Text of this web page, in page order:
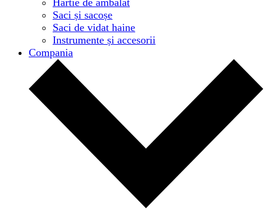
Hârtie de ambalat
Saci și sacoșe
Saci de vidat haine
Instrumente și accesorii
Compania